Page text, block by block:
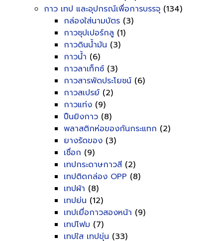
กาว เทป และอุปกรณ์เพื่อการบรรจุ (134)
กล่องใส่นามบัตร (3)
กาวซุปเปอร์กลู (1)
กาวดินน้ำมัน (3)
กาวน้ำ (6)
กาวลาเท็กซ์ (3)
กาวสารพัดประโยชน์ (6)
กาวสเปรย์ (2)
กาวแท่ง (9)
ปืนยิงกาว (8)
พลาสติกห่อของกันกระแทก (2)
ยางรัดของ (3)
เชื่อก (9)
เทปกระดาษกาวสี (2)
เทปติดกล่อง OPP (8)
เทปผ้า (8)
เทปย่น (12)
เทปเยื่อกาวสองหน้า (9)
เทปโฟม (7)
เทปใส เทปขุ่น (33)